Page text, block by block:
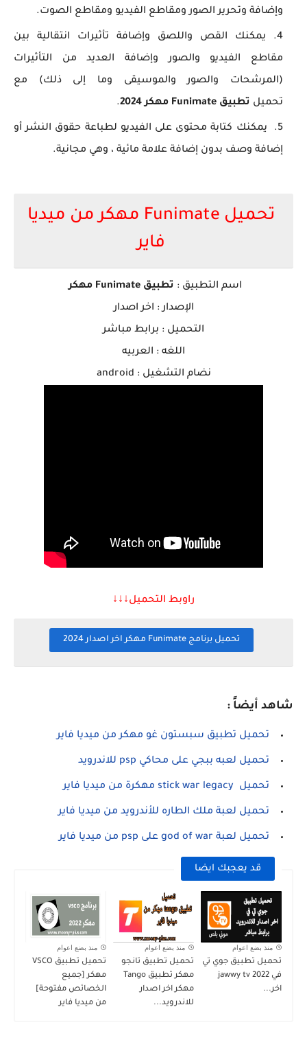
وإضافة وتحرير الصور ومقاطع الفيديو ومقاطع الصوت.
يمكنك القص واللصق وإضافة تأثيرات انتقالية بين
مقاطع الفيديو والصور وإضافة العديد من التأثيرات
(المرشحات والصور والموسيقى وما إلى ذلك) مع
تحميل تطبيق Funimate مهكر 2024 .
يمكنك كتابة محتوى على الفيديو لطباعة حقوق النشر أو
إضافة وصف بدون إضافة علامة مائية ، وهي مجانية.
تحميل Funimate مهكر من ميديا
فاير
اسم التطبيق : تطبيق Funimate مهكر
الإصدار : اخر اصدار
التحميل : برابط مباشر
اللغه : العربيه
نضام التشغيل : android
راوبط التحميل↓↓ ↓
تحميل برنامج Funimate مهكر اخر اصدار 2024
شاهد أيضاً :
تحميل تطبيق سبستون غو مهكر من ميديا فاير
تحميل لعبه ببجي على محاكي psp للاندرويد
تحميل stick war legacy مهكرة من ميديا فاير
تحميل لعبة ملك الطاره للأندرويد من ميديا فاير
تحميل لعبة god of war على psp من ميديا فاير
قد يعجبك ايضا
منذ بضع اعوام
تحميل تطبيق جوي تي
في jawwy tv 2022
اخر...
منذ بضع اعوام
تحميل تطبيق تانجو
مهكر تطبيق Tango
مهكر اخر اصدار
للاندرويد...
منذ بضع اعوام
تحميل تطبيق VSCO
مهكر [جميع
الخصائص مفتوحة]
من ميديا فاير